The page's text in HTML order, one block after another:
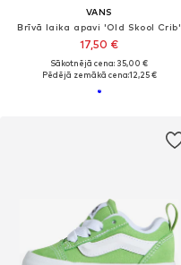
VANS
Brīvā laika apavi 'Old Skool Crib'
17,50 €
Sākotnējā cena: 35,00 €
Pēdējā zemākā cena:12,25 €